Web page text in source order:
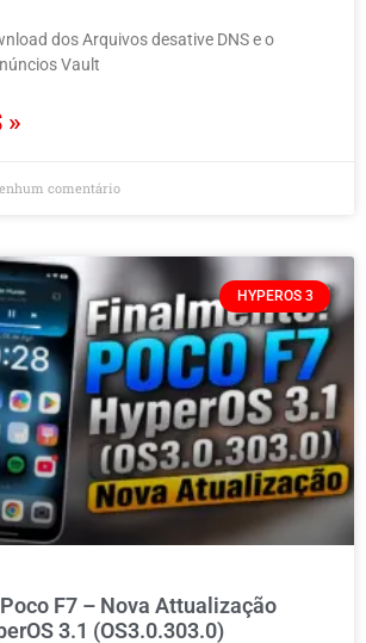
dos Arquivos desative DNS e o
Vault
»
comentário
HYPEROS 3
F7 – Nova Attualização
3.1 (OS3.0.303.0)